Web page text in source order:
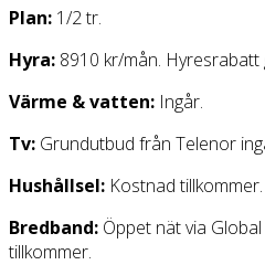
Plan: 1/2 tr.
Hyra: 8910 kr/mån. Hyresrabatt
Värme & vatten: Ingår.
Tv: Grundutbud från Telenor
Hushållsel: Kostnad tillkommer.
Bredband: Öppet nät via
tillkommer.